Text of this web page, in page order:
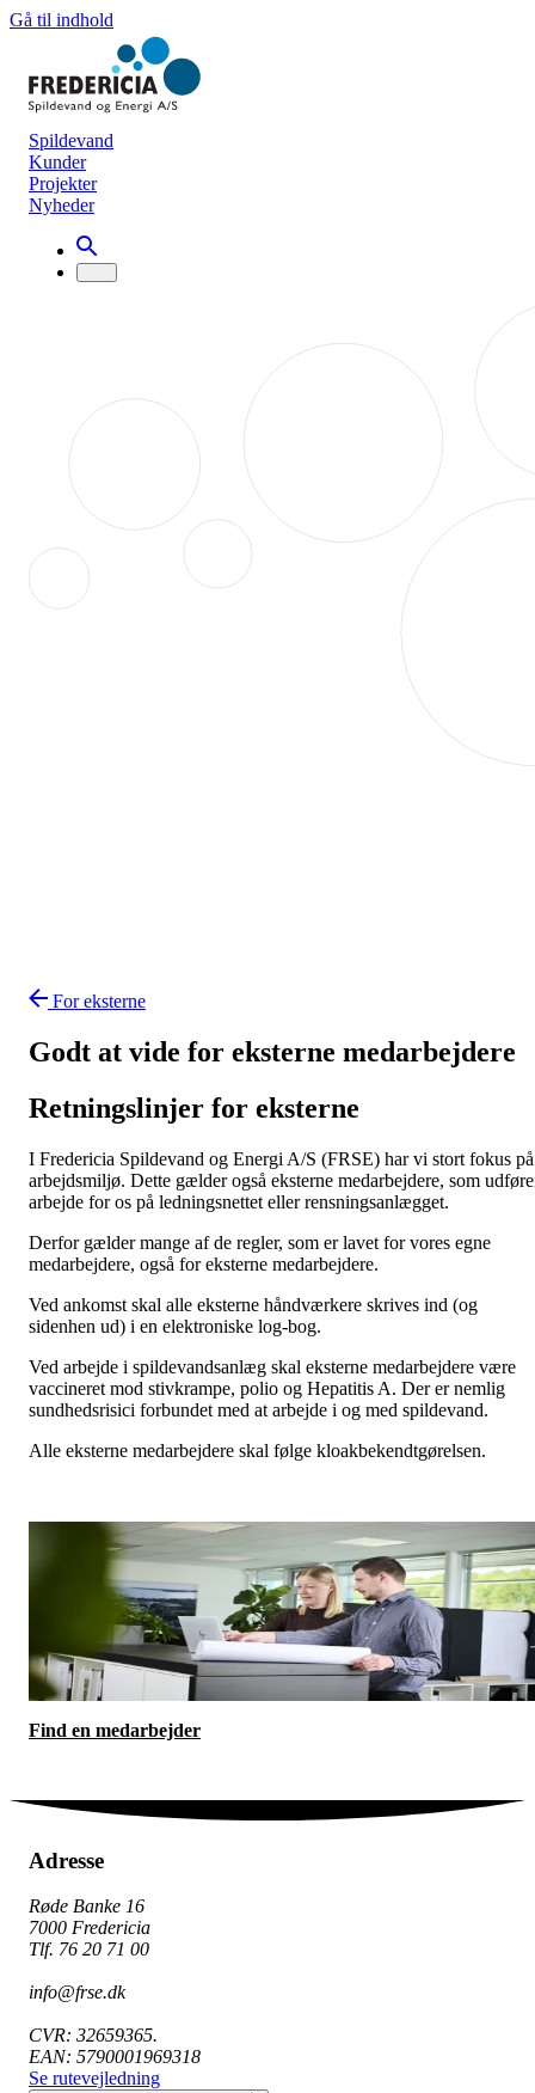
Gå til indhold
Spildevand
Kunder
Projekter
Nyheder
For eksterne
Godt at vide for eksterne medarbejdere
Retningslinjer for eksterne
I Fredericia Spildevand og Energi A/S (FRSE) har vi stort fokus på
arbejdsmiljø. Dette gælder også eksterne medarbejdere, som
arbejde for os på ledningsnettet eller rensningsanlægget.
Derfor gælder mange af de regler, som er lavet for vores egne
medarbejdere, også for eksterne medarbejdere.
Ved ankomst skal alle eksterne håndværkere skrives ind (og
sidenhen ud) i en elektroniske log-bog.
Ved arbejde i spildevandsanlæg skal eksterne medarbejdere være
vaccineret mod stivkrampe, polio og Hepatitis A. Der er nemlig
sundhedsrisici forbundet med at arbejde i og med spildevand.
Alle eksterne medarbejdere skal følge kloakbekendtgørelsen.
Find en medarbejder
Adresse
Røde Banke 16
7000 Fredericia
Tlf. 76 20 71 00
info@frse.dk
CVR: 32659365.
EAN: 5790001969318
Se rutevejledning